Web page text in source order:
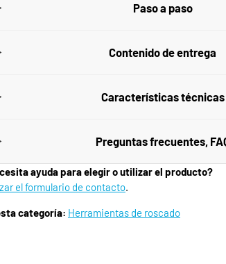
Paso a paso
Contenido de entrega
Características técnicas
Preguntas frecuentes,
ayuda para elegir o utilizar el producto?
el formulario de contacto.
categoría: Herramientas de roscado